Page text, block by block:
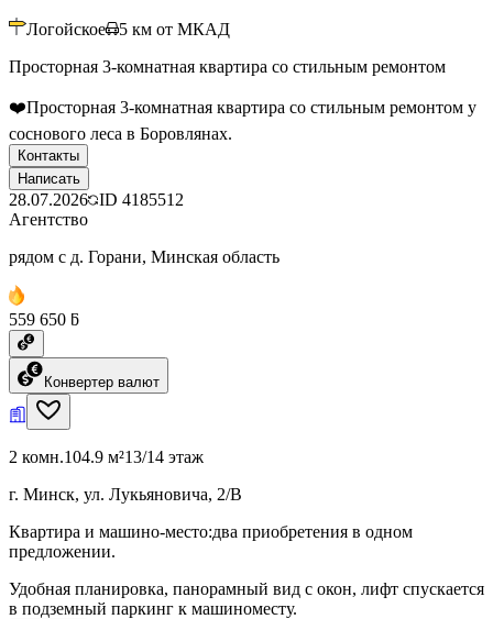
Логойское 5 км от МКАД
Просторная 3-комнатная квартира со стильным ремонтом
❤️Просторная 3-комнатная квартира со стильным ремонтом у
соснового леса в Боровлянах.
Контакты
Написать
28.07.2026 ID 4185512
Агентство
рядом с д. Горани, Минская область
559 650 ƃ
Конвертер валют
2 комн.104.9 м²13/14 этаж
г. Минск, ул. Лукьяновича, 2/В
Квартира и машино-место:два приобретения в одном
предложении.
Удобная планировка, панорамный вид с окон, лифт спускается
в подземный паркинг к машиноместу.